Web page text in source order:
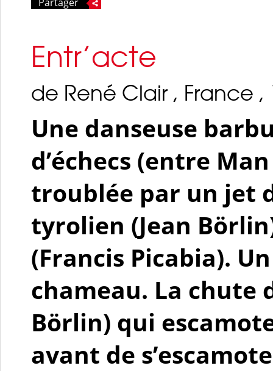
Entr’acte
de René Clair , France ,
Une danseuse
d’échecs (entre
troublée par un jet
tyrolien (Jean
(Francis Picabia).
chameau. La chute
Börlin) qui
avant de